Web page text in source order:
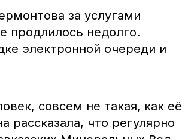
за услугами
продлилось недолго.
электронной очереди и
совсем не такая, как её
рассказала, что регулярно